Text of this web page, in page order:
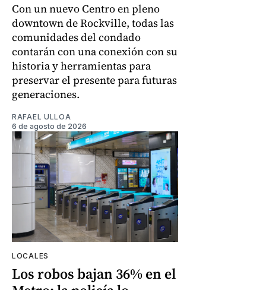
Con un nuevo Centro en pleno
downtown de Rockville, todas las
comunidades del condado
contarán con una conexión con su
historia y herramientas para
preservar el presente para futuras
generaciones.
RAFAEL ULLOA
6 de agosto de 2026
LOCALES
Los robos bajan 36% en el